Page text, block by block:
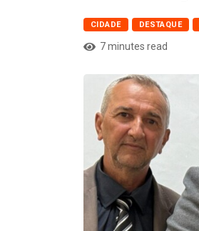
CIDADE DESTAQUE
7 minutes read